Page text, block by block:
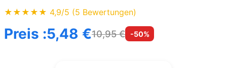
★★★★★ 4,9/5 (5 Bewertungen)
Preis :5,48 €10,95 € -50%